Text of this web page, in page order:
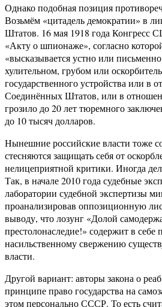
Однако подобная позиция
Возьмём «цитадель демократии» в
Штатов. 16 мая 1918 года Конгресс
«Акту о шпионаже», согласно
«высказывается устно или
хулительном, грубом или
государственного устройства или в
Соединённых Штатов, или в
грозило до 20 лет тюремного
до 10 тысяч долларов.
Нынешние российские власти тоже
стесняются защищать себя от
нелицеприятной критики. Иногда
Так, в начале 2010 года судебные
лаборатории судебной экспертизы
проанализировав оппозиционную
выводу, что лозунг «Долой
престолонаследие!» содержит в себе
насильственному свержению
власти.
Другой вариант: авторы закона о
принципе право государства на
этом персонально СССР. То есть